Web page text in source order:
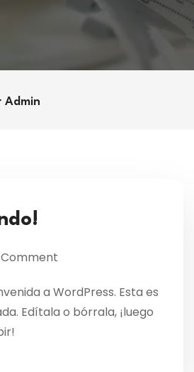
Admin
Comment
a WordPress. Esta es
Edítala o bórrala, ¡luego